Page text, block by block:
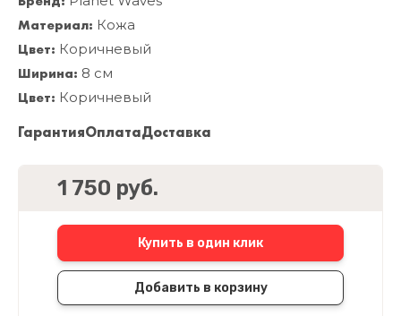
Материал: Кожа
Цвет: Коричневый
Ширина: 8 см
Цвет: Коричневый
ГарантияОплатаДоставка
1 750 руб.
Купить в один клик
Добавить в корзину